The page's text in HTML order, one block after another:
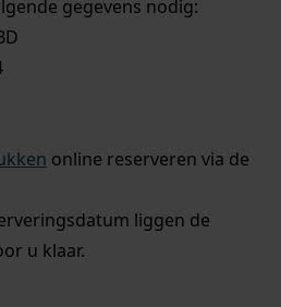
gegevens nodig:
online reserveren via de
liggen de
u klaar.